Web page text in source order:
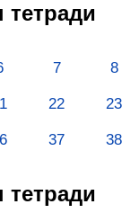
тетради
7 8
22 23
37 38
тетради